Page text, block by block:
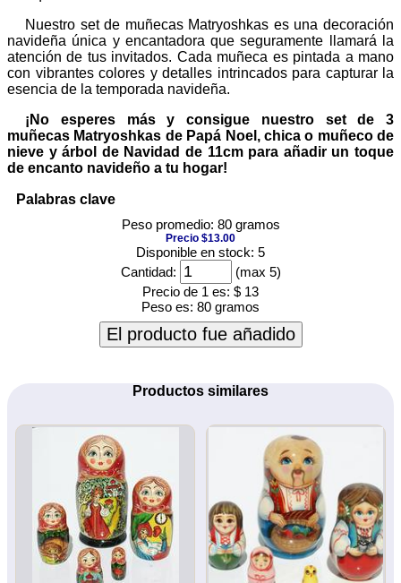
Nuestro set de muñecas Matryoshkas es una decoración
navideña única y encantadora que seguramente llamará la
atención de tus invitados. Cada muñeca es pintada a mano
con vibrantes colores y detalles intrincados para capturar la
esencia de la temporada navideña.
¡No esperes más y consigue nuestro set de 3
muñecas Matryoshkas de Papá Noel, chica o muñeco de
nieve y árbol de Navidad de 11cm para añadir un toque
de encanto navideño a tu hogar!
Palabras clave
Peso promedio: 80 gramos
Precio $13.00
Disponible en stock: 5
Cantidad:
(max 5)
Precio de 1 es: $ 13
Peso es: 80 gramos
El producto fue añadido
Productos similares